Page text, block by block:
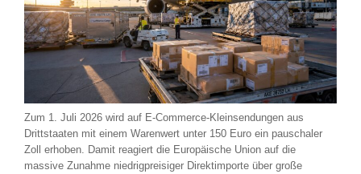
Zum 1. Juli 2026 wird auf E-Commerce-Kleinsendungen aus
Drittstaaten mit einem Warenwert unter 150 Euro ein pauschaler
Zoll erhoben. Damit reagiert die Europäische Union auf die
massive Zunahme niedrigpreisiger Direktimporte über große